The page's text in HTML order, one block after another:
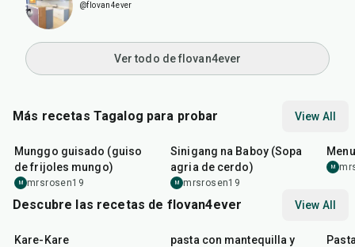
@flovan4ever
Ver todo de flovan4ever
Más recetas Tagalog para probar View All
Munggo guisado (guiso
de frijoles mungo)
M mrsrosen19
Sinigang na Baboy (Sopa
agria de cerdo)
M mrsrosen19
M
Descubre las recetas de flovan4ever View All
Kare-Kare
pasta con mantequilla y